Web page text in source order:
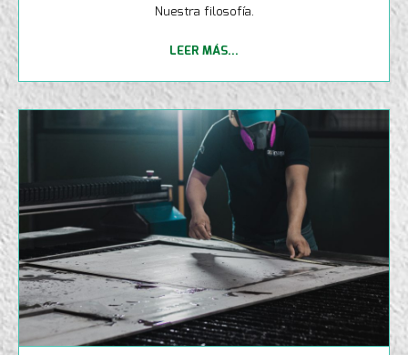
Nuestra filosofía.
LEER MÁS...